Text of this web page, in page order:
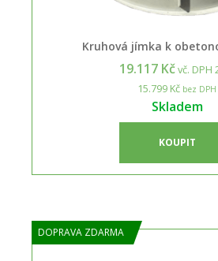
Kruhová jímka k
19.117 Kčvč. DPH
15.799 Kč bez DPH
Skladem
KOUPIT
DOPRAVA ZDARMA